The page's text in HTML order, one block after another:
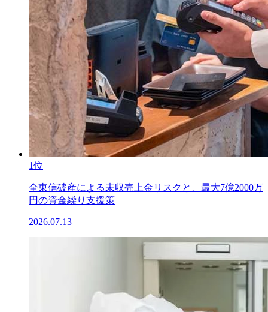
1位
全東信破産による未収売上金リスクと、最大7億2000万
円の資金繰り支援策
2026.07.13